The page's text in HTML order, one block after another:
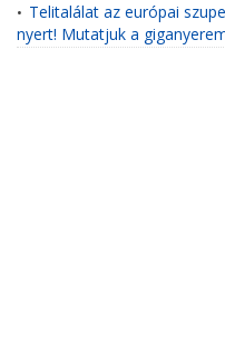
• Telitalálat az európai
nyert! Mutatjuk a